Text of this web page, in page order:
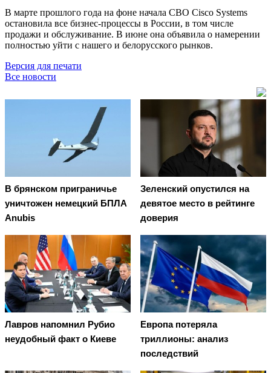
В марте прошлого года на фоне начала СВО Cisco Systems
остановила все бизнес-процессы в России, в том числе
продажи и обслуживание. В июне она объявила о намерении
полностью уйти с нашего и белорусского рынков.
Версия для печати
Все новости
В брянском приграничье
уничтожен немецкий БПЛА
Anubis
Зеленский опустился на
девятое место в рейтинге
доверия
Лавров напомнил Рубио
неудобный факт о Киеве
Европа потеряла
триллионы: анализ
последствий